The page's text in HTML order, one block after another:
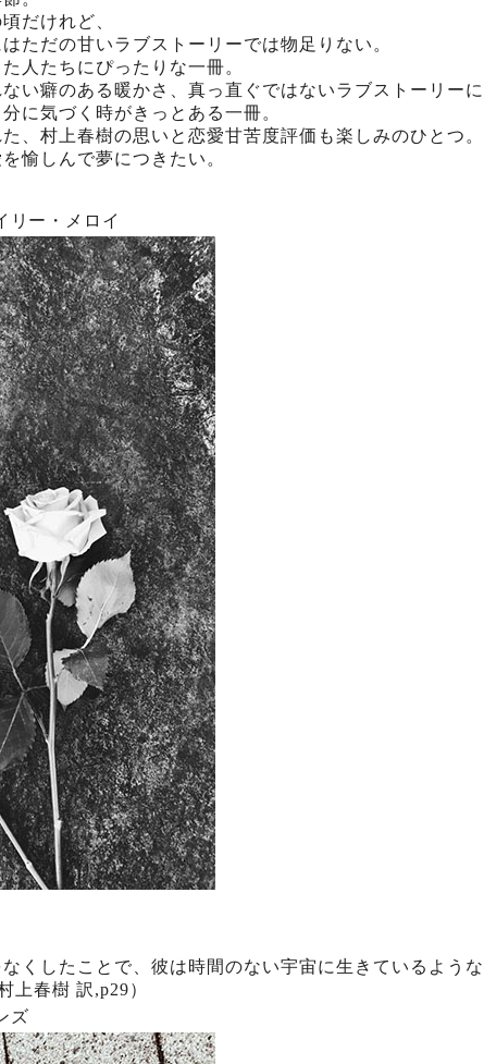
だけれど、
ただの甘いラブストーリーでは物足りない。
人たちにぴったりな一冊。
い癖のある暖かさ、真っ直ぐではないラブストーリーに
に気づく時がきっとある一冊。
、村上春樹の思いと恋愛甘苦度評価も楽しみのひとつ。
愉しんで夢につきたい。
リー・メロイ
くしたことで、彼は時間のない宇宙に生きているような
上春樹 訳,p29）
ズ